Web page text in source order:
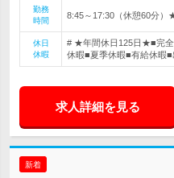
勤務
時間
8:45～17:30（休憩60分）
休日
休暇
# ★年間休日125日★■完全
休暇■夏季休暇■有給休暇■
求人詳細を見る
新着